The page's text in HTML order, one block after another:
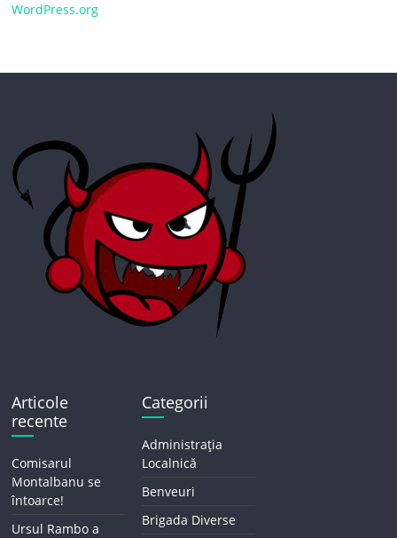
WordPress.org
Articole
recente
Comisarul
Montalbanu se
întoarce!
Ursul Rambo a
Categorii
Administrația
Localnică
Benveuri
Brigada Diverse